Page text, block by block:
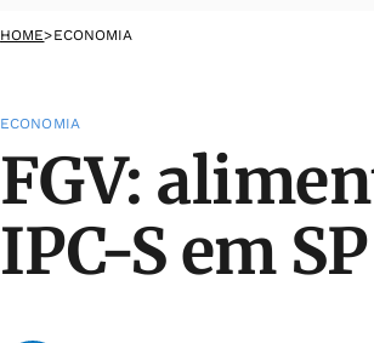
HOME>ECONOMIA
ECONOMIA
FGV:
IPC-S em